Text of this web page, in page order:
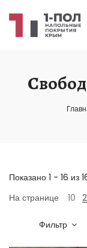
Показано 1 - 16 из
На странице
10
Фильтр